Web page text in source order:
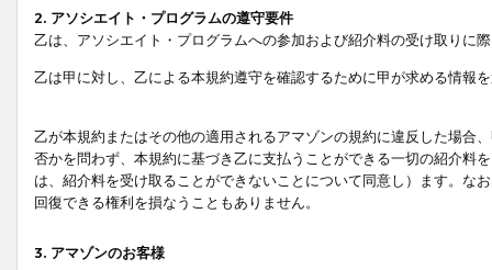
2. アソシエイト・プログラムの遵守要件
乙は、アソシエイト・プログラムへの参加および紹介料の受け取りに
乙は甲に対し、乙による本規約遵守を確認するために甲が求める情報
乙が本規約またはその他の適用されるアマゾンの規約に違反した場合
否かを問わず、本規約に基づき乙に支払うことができる一切の紹介料
は、紹介料を受け取ることができないことについて同意し）ます。な
回復できる権利を損なうこともありません。
3. アマゾンのお客様